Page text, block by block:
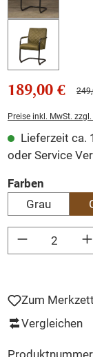
189,00 €
Preise inkl. MwSt.
Lieferzeit ca.
oder Service
Farben
Grau
Produkt Anzahl: Gib
Zum
Vergleichen